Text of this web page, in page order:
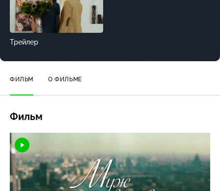
Трейлер
ФИЛЬМ О ФИЛЬМЕ
Фильм